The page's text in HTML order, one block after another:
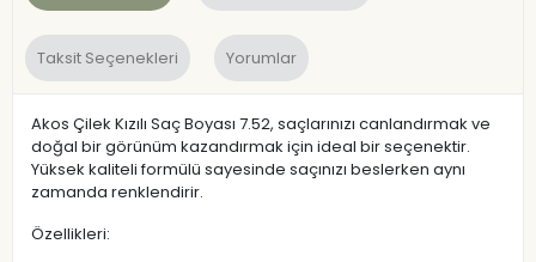
Taksit Seçenekleri Yorumlar
Akos Çilek Kızılı Saç Boyası 7.52, saçlarınızı canlandırmak ve
doğal bir görünüm kazandırmak için ideal bir seçenektir.
Yüksek kaliteli formülü sayesinde saçınızı beslerken aynı
zamanda renklendirir.
Özellikleri: